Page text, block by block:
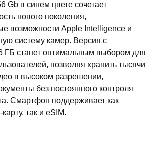
Gb в синем цвете сочетает
нового поколения,
возможности Apple Intelligence и
систему камер. Версия с
ГБ станет оптимальным выбором для
позволяя хранить тысячи
в высоком разрешении,
без постоянного контроля
Смартфон поддерживает как
так и eSIM.